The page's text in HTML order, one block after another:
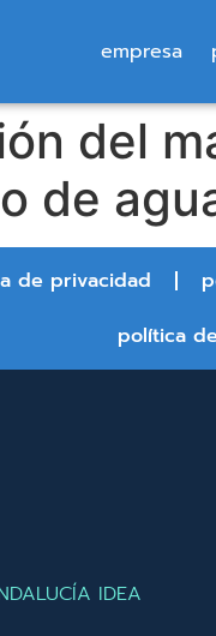
empresa
del
de
de privacidad
política
IDEA